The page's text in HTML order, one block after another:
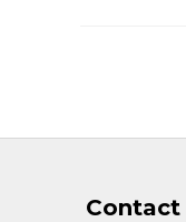
Contact